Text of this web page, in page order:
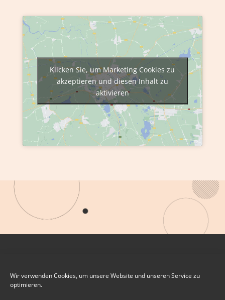
Wir verwenden Cookies, um unsere Website und unseren Service zu
optimieren.
Klicken Sie, um Marketing Cookies zu
akzeptieren und diesen Inhalt zu
aktivieren